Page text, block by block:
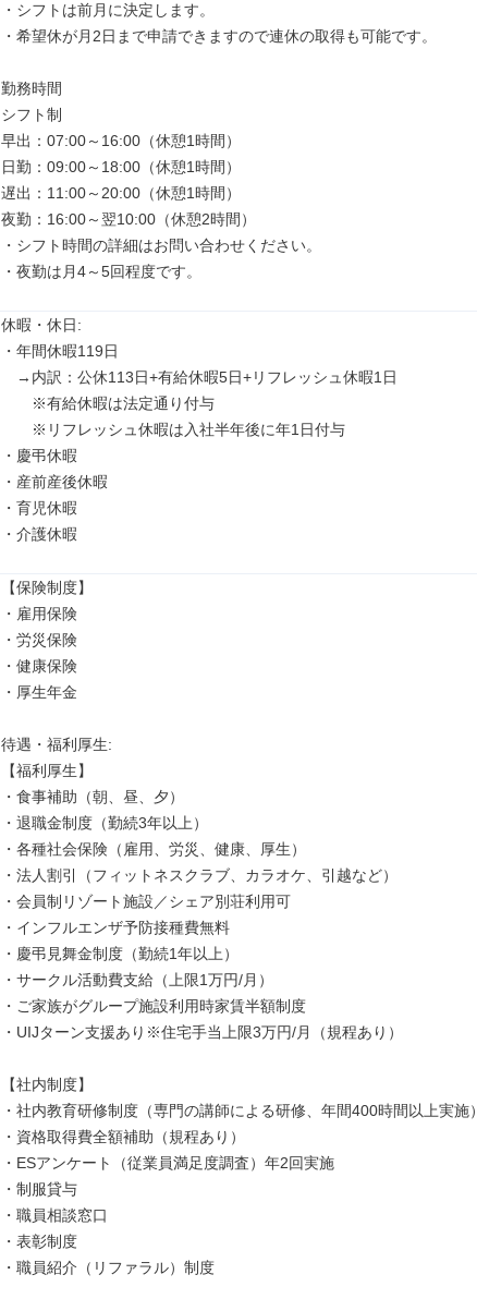
・シフトは前月に決定します。
・希望休が月2日まで申請できますので連休の取得も可能です。
勤務時間
シフト制
早出：07:00～16:00（休憩1時間）
日勤：09:00～18:00（休憩1時間）
遅出：11:00～20:00（休憩1時間）
夜勤：16:00～翌10:00（休憩2時間）
・シフト時間の詳細はお問い合わせください。
・夜勤は月4～5回程度です。
休暇・休日:
・年間休暇119日
→内訳：公休113日+有給休暇5日+リフレッシュ休暇1日
※有給休暇は法定通り付与
※リフレッシュ休暇は入社半年後に年1日付与
・慶弔休暇
・産前産後休暇
・育児休暇
・介護休暇
【保険制度】
・雇用保険
・労災保険
・健康保険
・厚生年金
待遇・福利厚生:
【福利厚生】
・食事補助（朝、昼、夕）
・退職金制度（勤続3年以上）
・各種社会保険（雇用、労災、健康、厚生）
・法人割引（フィットネスクラブ、カラオケ、引越など）
・会員制リゾート施設／シェア別荘利用可
・インフルエンザ予防接種費無料
・慶弔見舞金制度（勤続1年以上）
・サークル活動費支給（上限1万円/月）
・ご家族がグループ施設利用時家賃半額制度
・UIJターン支援あり※住宅手当上限3万円/月（規程あり）
【社内制度】
・社内教育研修制度（専門の講師による研修、年間400時間以上実施）
・資格取得費全額補助（規程あり）
・ESアンケート（従業員満足度調査）年2回実施
・制服貸与
・職員相談窓口
・表彰制度
・職員紹介（リファラル）制度